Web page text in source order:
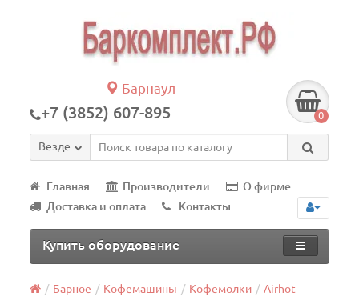
Барнаул
+7 (3852) 607-895 0
Везде
Главная Производители
О фирме
Доставка и оплата
Контакты
Купить оборудование
Барное Кофемашины Кофемолки
Airhot